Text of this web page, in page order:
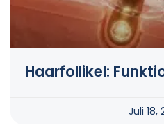
Haarfollikel:
Juli 18,